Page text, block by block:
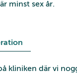
minst sex år.
kliniken där vi